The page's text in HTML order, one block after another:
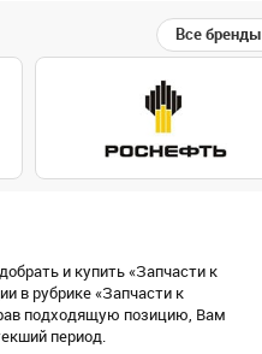
Все бренды
и купить «Запчасти к
в рубрике «Запчасти к
подходящую позицию, Вам
период.